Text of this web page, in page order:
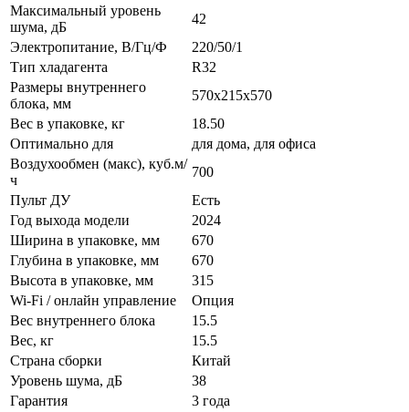
Максимальный уровень
шума, дБ
42
Электропитание, В/Гц/Ф
220/50/1
Тип хладагента
R32
Размеры внутреннего
блока, мм
570x215x570
Вес в упаковке, кг
18.50
Оптимально для
для дома, для офиса
Воздухообмен (макс), куб.м/
ч
700
Пульт ДУ
Есть
Год выхода модели
2024
Ширина в упаковке, мм
670
Глубина в упаковке, мм
670
Высота в упаковке, мм
315
Wi-Fi / онлайн управление
Опция
Вес внутреннего блока
15.5
Вес, кг
15.5
Страна сборки
Китай
Уровень шума, дБ
38
Гарантия
3 года